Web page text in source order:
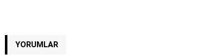
YORUMLAR